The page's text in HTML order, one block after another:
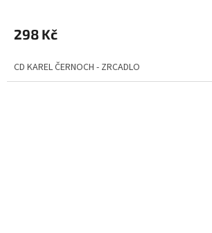
298 Kč
CD KAREL ČERNOCH - ZRCADLO